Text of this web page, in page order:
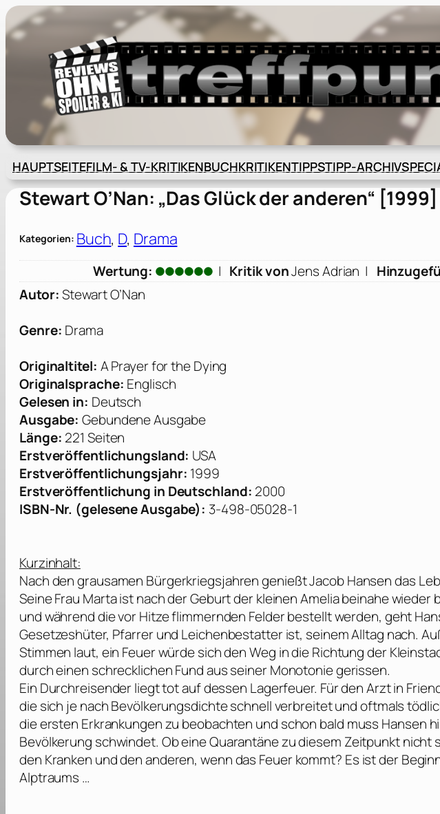
Zum
Inhalt
springen
HAUPTSEITEFILM- & TV-KRITIKENBUCHKRITIKENTIPPSTIPP-ARCHIV
Stewart O’Nan: „Das Glück der anderen“ [1999]
Kategorien: Buch, D, Drama
Wertung: | Kritik vonJens Adrian |
Autor:Stewart O’Nan
Genre: Drama
Originaltitel: A Prayer for the Dying
Originalsprache: Englisch
Gelesen in: Deutsch
Ausgabe: Gebundene Ausgabe
Länge: 221 Seiten
Erstveröffentlichungsland: USA
Erstveröffentlichungsjahr: 1999
Erstveröffentlichung in Deutschland: 2000
ISBN-Nr. (gelesene Ausgabe): 3-498-05028-1
Kurzinhalt:
Nach den grausamen Bürgerkriegsjahren genießt Jacob Hansen das
Seine Frau Marta ist nach der Geburt der kleinen Amelia beinahe wieder
und während die vor Hitze flimmernden Felder bestellt werden, geht
Gesetzeshüter, Pfarrer und Leichenbestatter ist, seinem Alltag nach.
Stimmen laut, ein Feuer würde sich den Weg in die Richtung der
durch einen schrecklichen Fund aus seiner Monotonie gerissen.
Ein Durchreisender liegt tot auf dessen Lagerfeuer. Für den Arzt in
die sich je nach Bevölkerungsdichte schnell verbreitet und oftmals
die ersten Erkrankungen zu beobachten und schon bald muss Hansen
Bevölkerung schwindet. Ob eine Quarantäne zu diesem Zeitpunkt nicht
den Kranken und den anderen, wenn das Feuer kommt? Es ist der
Alptraums …